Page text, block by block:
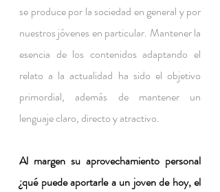
se produce por la sociedad en general y por
nuestros jóvenes en particular. Mantener la
esencia de los contenidos adaptando el
relato a la actualidad ha sido el objetivo
primordial, además de mantener un
lenguaje claro, directo y atractivo.
Al margen su aprovechamiento personal
¿qué puede aportarle a un joven de hoy, el